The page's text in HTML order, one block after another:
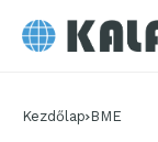
Kezdőlap BME